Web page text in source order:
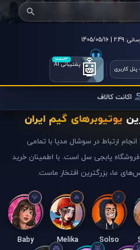
2:49 | 1405/05/16
پنل کاربری
۲۴ساعته 🤖 پشتیبانی AI
اکانت کالاف
یوتیوبرهای گیم ایران
ارتباط در سوشال مدیا با تمامی
فروشگاه پابجی سل است. با اطمینان خرید
ما، بزرگترین افتخار ماست.
Solso
Melika
Baby